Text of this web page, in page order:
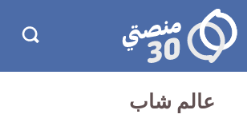
منصتي
30
عالم شاب